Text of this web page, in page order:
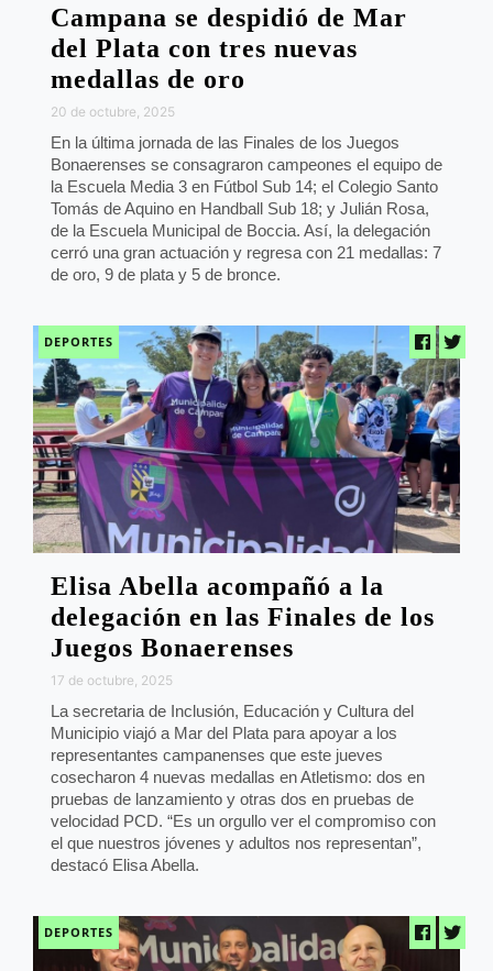
Campana se despidió de Mar
del Plata con tres nuevas
medallas de oro
20 de octubre, 2025
En la última jornada de las Finales de los Juegos
Bonaerenses se consagraron campeones el equipo de
la Escuela Media 3 en Fútbol Sub 14; el Colegio Santo
Tomás de Aquino en Handball Sub 18; y Julián Rosa,
de la Escuela Municipal de Boccia. Así, la delegación
cerró una gran actuación y regresa con 21 medallas: 7
de oro, 9 de plata y 5 de bronce.
DEPORTES
Elisa Abella acompañó a la
delegación en las Finales de los
Juegos Bonaerenses
17 de octubre, 2025
La secretaria de Inclusión, Educación y Cultura del
Municipio viajó a Mar del Plata para apoyar a los
representantes campanenses que este jueves
cosecharon 4 nuevas medallas en Atletismo: dos en
pruebas de lanzamiento y otras dos en pruebas de
velocidad PCD. “Es un orgullo ver el compromiso con
el que nuestros jóvenes y adultos nos representan”,
destacó Elisa Abella.
DEPORTES